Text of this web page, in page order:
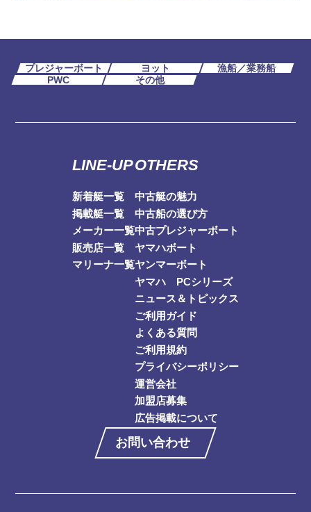
プレジャーボート ヨット
漁船／業務船
PWC
その他
LINE-UP
新着艇一覧
掲載艇一覧
メーカー一覧
販売店一覧
マリーナ一覧
OTHERS
中古艇の魅力
中古船の選び方
中古プレジャーボート
ヤマハボート
ヤンマーボート
ヤマハ PCシリーズ
ニュース＆トピックス
ご利用ガイド
よくある質問
ご利用規約
プライバシーポリシー
運営会社
加盟店募集
広告掲載について
お問い合わせ